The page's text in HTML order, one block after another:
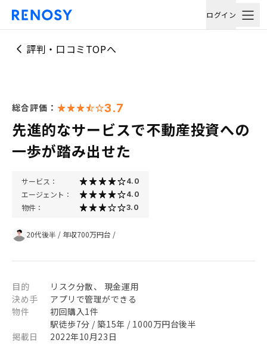
ログイン
評判・口コミTOPへ
総合評価： 3.7
先進的なサービスで不動産投資への
一歩が踏み出せた
サービス： 4.0
エージェント： 4.0
物件： 3.0
20代後半 / 年収700万円台 /
目的
リスク分散、 現金運用
決め手
アプリで管理ができる
物件
初回購入1件
駅徒歩7分 / 築15年 / 1000万円台後半
掲載日
2022年10月23日